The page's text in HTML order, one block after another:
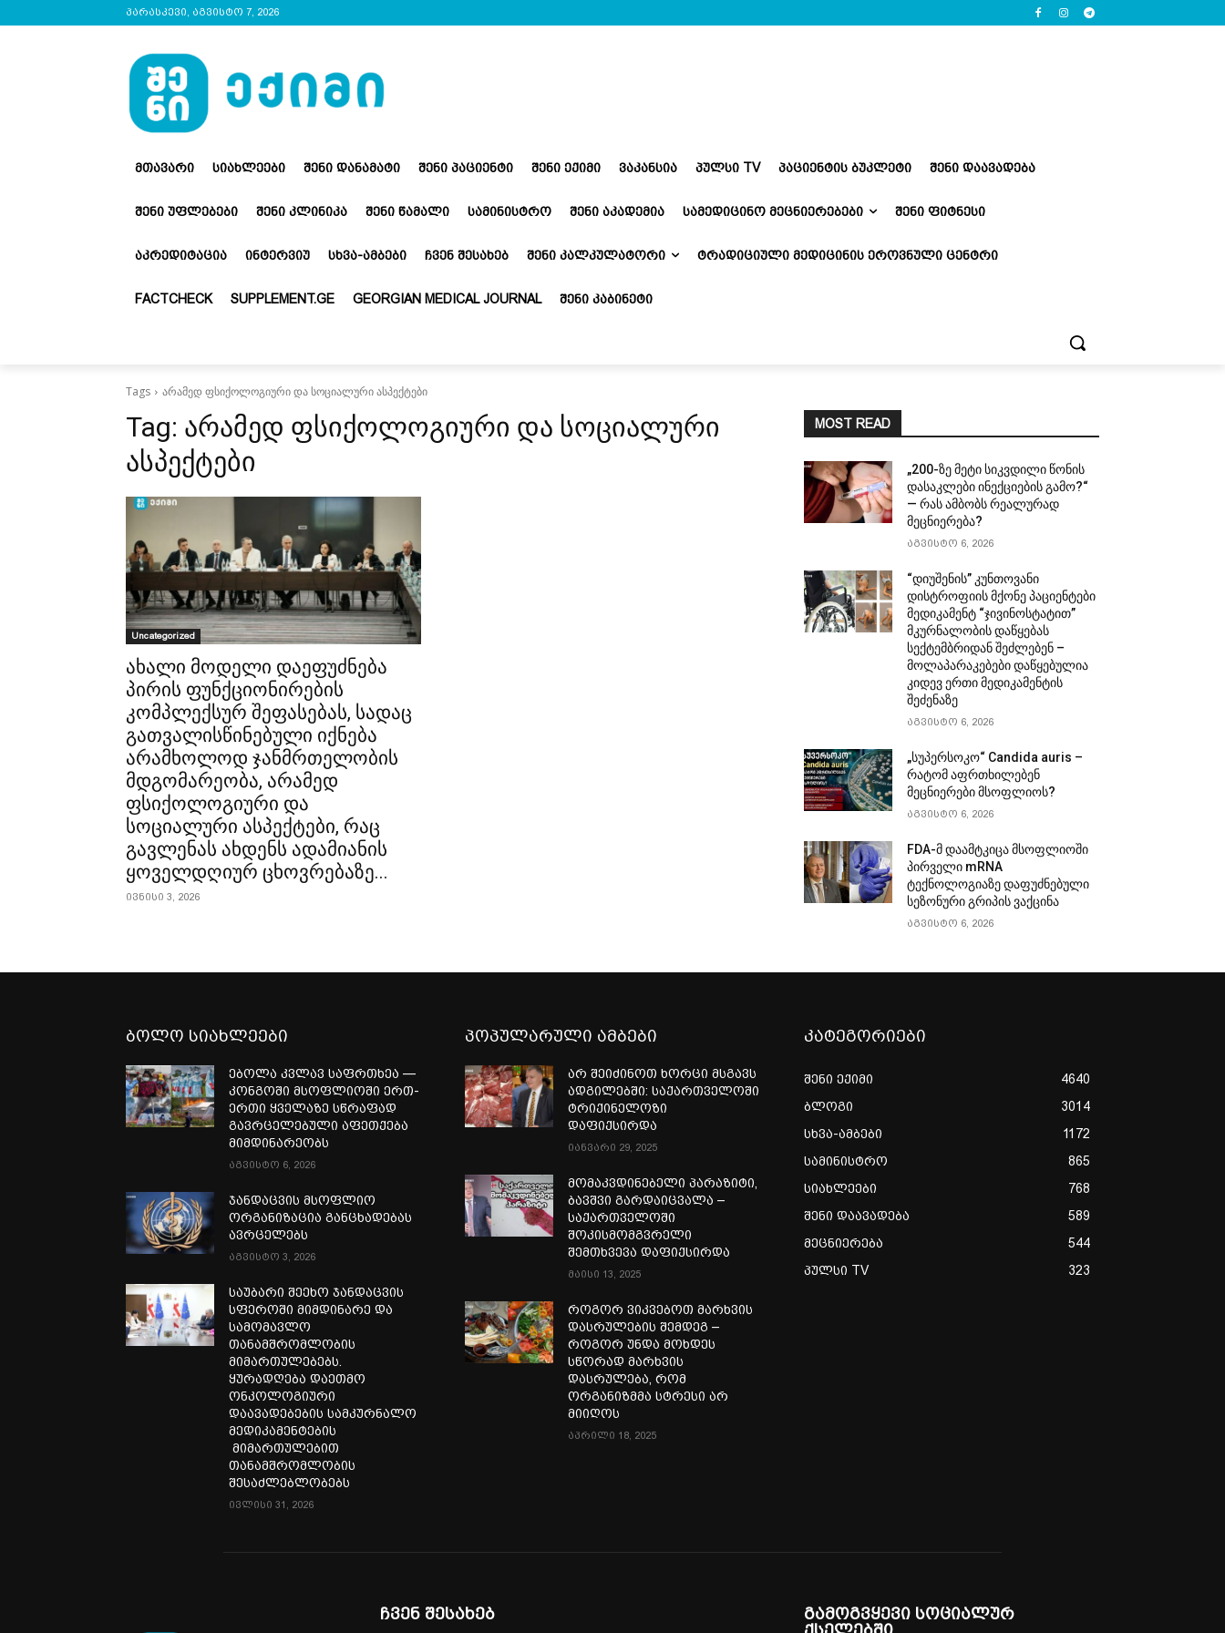
პარასკევი, აგვისტო 7, 2026
ᲛᲗᲐᲕᲐᲠᲘ ᲡᲘᲐᲮᲚᲔᲔᲑᲘ ᲨᲔᲜᲘ ᲓᲐᲜᲐᲛᲐᲢᲘ ᲨᲔᲜᲘ ᲞᲐᲪᲘᲔᲜᲢᲘ ᲨᲔᲜᲘ ᲔᲥᲘᲛᲘ ᲕᲐᲙᲐᲜᲡᲘᲐ ᲞᲣᲚᲡᲘ TV ᲞᲐᲪᲘᲔᲜᲢᲘᲡ ᲑᲣᲙᲚᲔᲢᲘ ᲨᲔᲜᲘ ᲓᲐᲐᲕᲐᲓᲔᲑᲐ
ᲨᲔᲜᲘ ᲣᲤᲚᲔᲑᲔᲑᲘ ᲨᲔᲜᲘ ᲙᲚᲘᲜᲘᲙᲐ ᲨᲔᲜᲘ ᲬᲐᲛᲐᲚᲘ ᲡᲐᲛᲘᲜᲘᲡᲢᲠᲝ ᲨᲔᲜᲘ ᲐᲙᲐᲓᲔᲛᲘᲐ ᲡᲐᲛᲔᲓᲘᲪᲘᲜᲝ ᲛᲔᲪᲜᲘᲔᲠᲔᲑᲔᲑᲘ ᲨᲔᲜᲘ ᲤᲘᲢᲜᲔᲡᲘ
ᲐᲙᲠᲔᲓᲘᲢᲐᲪᲘᲐ ᲘᲜᲢᲔᲠᲕᲘᲣ ᲡᲮᲕᲐ-ᲐᲛᲑᲔᲑᲘ ᲩᲕᲔᲜ ᲨᲔᲡᲐᲮᲔᲑ ᲨᲔᲜᲘ ᲙᲐᲚᲙᲣᲚᲐᲢᲝᲠᲘ ᲢᲠᲐᲓᲘᲪᲘᲣᲚᲘ ᲛᲔᲓᲘᲪᲘᲜᲘᲡ ᲔᲠᲝᲕᲜᲣᲚᲘ ᲪᲔᲜᲢᲠᲘ
FACTCHECK SUPPLEMENT.GE GEORGIAN MEDICAL JOURNAL ᲨᲔᲜᲘ ᲙᲐᲑᲘᲜᲔᲢᲘ
Tags არამედ ფსიქოლოგიური და სოციალური ასპექტები
Tag: არამედ ფსიქოლოგიური და სოციალური
ასპექტები
Uncategorized
ახალი მოდელი დაეფუძნება
პირის ფუნქციონირების
კომპლექსურ შეფასებას, სადაც
გათვალისწინებული იქნება
არამხოლოდ ჯანმრთელობის
მდგომარეობა, არამედ
ფსიქოლოგიური და
სოციალური ასპექტები, რაც
გავლენას ახდენს ადამიანის
ყოველდღიურ ცხოვრებაზე...
ივნისი 3, 2026
MOST READ
„200-ზე მეტი სიკვდილი წონის
დასაკლები ინექციების გამო?“
— რას ამბობს რეალურად
მეცნიერება?
აგვისტო 6, 2026
“დიუშენის” კუნთოვანი
დისტროფიის მქონე პაციენტები
მედიკამენტ “ჯივინოსტატით”
მკურნალობის დაწყებას
სექტემბრიდან შეძლებენ –
მოლაპარაკებები დაწყებულია
კიდევ ერთი მედიკამენტის
შეძენაზე
აგვისტო 6, 2026
„სუპერსოკო“ Candida auris –
რატომ აფრთხილებენ
მეცნიერები მსოფლიოს?
აგვისტო 6, 2026
FDA-მ დაამტკიცა მსოფლიოში
პირველი mRNA
ტექნოლოგიაზე დაფუძნებული
სეზონური გრიპის ვაქცინა
აგვისტო 6, 2026
ბოლო სიახლეები
ებოლა კვლავ საფრთხეა —
კონგოში მსოფლიოში ერთ-
ერთი ყველაზე სწრაფად
გავრცელებული აფეთქება
მიმდინარეობს
აგვისტო 6, 2026
ჯანდაცვის მსოფლიო
ორგანიზაცია განცხადებას
ავრცელებს
აგვისტო 3, 2026
საუბარი შეეხო ჯანდაცვის
სფეროში მიმდინარე და
სამომავლო
თანამშრომლობის
მიმართულებებს.
ყურადღება დაეთმო
ონკოლოგიური
დაავადებების სამკურნალო
მედიკამენტების
მიმართულებით
თანამშრომლობის
შესაძლებლობებს
ივლისი 31, 2026
პოპულარული ამბები
არ შეიძინოთ ხორცი მსგავს
ადგილებში: საქართველოში
ტრიქინელოზი
დაფიქსირდა
იანვარი 29, 2025
მომაკვდინებელი პარაზიტი,
ბავშვი გარდაიცვალა –
საქართველოში
შოკისმომგვრელი
შემთხვევა დაფიქსირდა
მაისი 13, 2025
როგორ ვიკვებოთ მარხვის
დასრულების შემდეგ –
როგორ უნდა მოხდეს
სწორად მარხვის
დასრულება, რომ
ორგანიზმმა სტრესი არ
მიიღოს
აპრილი 18, 2025
კატეგორიები
შენი ექიმი
4640
ბლოგი
3014
სხვა-ამბები
1172
სამინისტრო
865
სიახლეები
768
შენი დაავადება
589
მეცნიერება
544
პულსი TV
323
ჩვენ შესახებ
გამოგვყევი სოციალურ